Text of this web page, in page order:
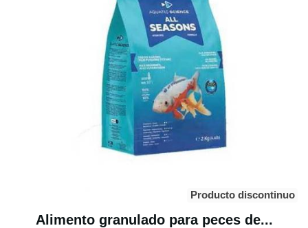
Producto discontinuo
Alimento granulado para peces de...